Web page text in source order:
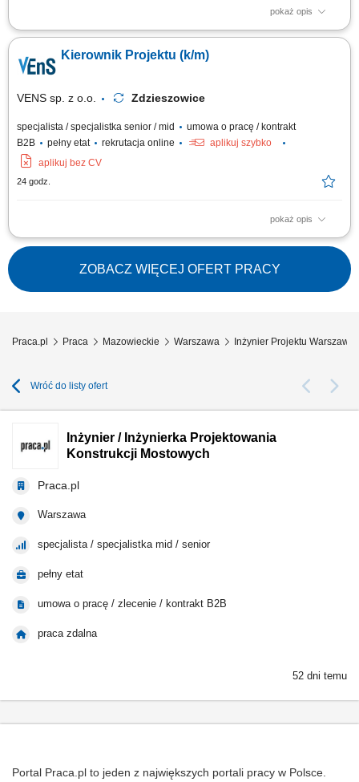
pokaż opis
Opis stanowiska: Całościowe kierowanie cyklem realizacji kontraktów
aż po przekazanie obiektu do eksploatacji; Kontrola wskaźników
jakościowych, terminowości wykonywanych prac oraz bieżące
Kierownik Projektu (k/m)
VENS sp. z o.o. Zdzieszowice
specjalista / specjalistka senior / mid
umowa o pracę / kontrakt
B2B
pełny etat rekrutacja online
aplikuj szybko
aplikuj bez CV
24 godz.
pokaż opis
Zarządzanie projektem: pełnienie funkcji Kierownika Projektu i
prowadzenie inwestycji od fazy przygotowania, przez realizację, po
uruchomienie i przekazanie do użytkowania; Dokumentacja i planowanie:
opracowywanie dokumentacji, specyfikacji projektowych,
przygotowywanie harmonogramów,...
ZOBACZ WIĘCEJ OFERT PRACY
Praca.pl Praca Mazowieckie Warszawa Inżynier Projektu Warszawa
Wróć do listy ofert
Inżynier / Inżynierka Projektowania
Konstrukcji Mostowych
Praca.pl
Warszawa
specjalista / specjalistka mid / senior
pełny etat
umowa o pracę / zlecenie / kontrakt B2B
praca zdalna
52 dni temu
Portal Praca.pl to jeden z największych portali pracy w Polsce.